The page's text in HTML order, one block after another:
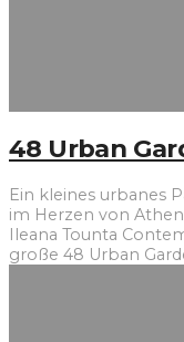
48 Urban
Ein kleines urbanes
im Herzen von
Ileana Tounta
große 48 Urban